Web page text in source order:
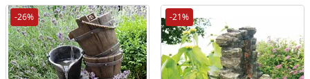
-26% -21%